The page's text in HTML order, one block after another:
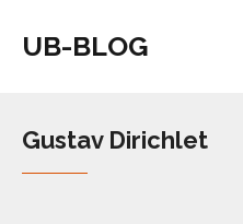
UB-BLOG
Gustav Dirichlet